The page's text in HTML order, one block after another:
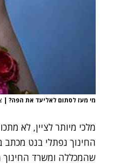
מי מעז לסתום לאליעד את הפה? |
מלכי מיותר לציין, לא
החינוך נפתלי בנט
שהמכללה ומשרד החינוך